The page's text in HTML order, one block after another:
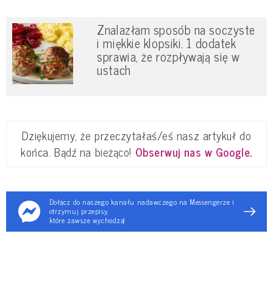
Znalazłam sposób na soczyste
i miękkie klopsiki. 1 dodatek
sprawia, że rozpływają się w
ustach
Dziękujemy, że przeczytałaś/eś nasz artykuł do
końca. Bądź na bieżąco! Obserwuj nas w Google.
Dołącz do naszego kanału nadawczego na Messengerze i
otrzymuj przepisy,
które zawsze wychodzą!